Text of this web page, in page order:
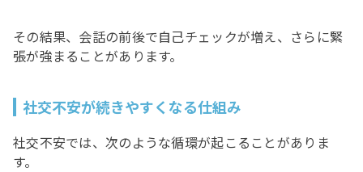
その結果、会話の前後で自己チェックが増え、さらに緊
張が強まることがあります。
社交不安が続きやすくなる仕組み
社交不安では、次のような循環が起こることがありま
す。